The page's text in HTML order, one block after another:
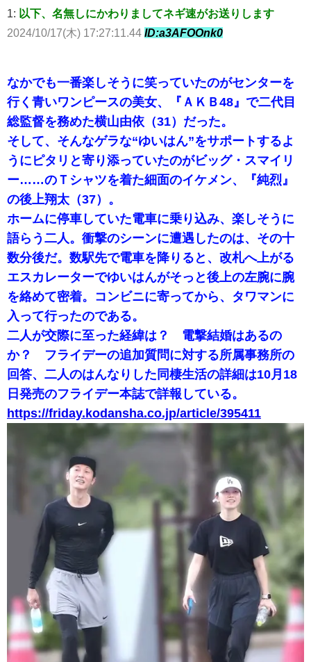
1: 以下、名無しにかわりましてネギ速がお送りします
2024/10/17(木) 17:27:11.44 ID:a3AFOOnk0
なかでも一番楽しそうに笑っていたのがセンターを
行く青いワンピースの美女、『ＡＫＢ48』で二代目
総監督を務めた横山由依（31）だった。
そして、そんなゲラな“ゆいはん”をサポートするよ
うにピタリと寄り添っていたのがビッグ・スマイリ
ー……のＴシャツを着た細面のイケメン、『純烈』
の後上翔太（37）。
ホームに停車していた電車に乗り込み、楽しそうに
語らう二人。衝撃のシーンに遭遇したのは、その十
数分後だ。数駅先で電車を降りると、改札へ上がる
エスカレーターでゆいはんがそっと後上の左腕に腕
を絡めて密着。コンビニに寄ってから、タワマンに
入って行ったのである。
二人が交際に至った経緯は？ 電撃結婚はあるの
か？ フライデーの追加質問に対する所属事務所の
回答、二人のはんなりした同棲生活の詳細は10月18
日発売のフライデー本誌で詳報している。
https://friday.kodansha.co.jp/article/395411